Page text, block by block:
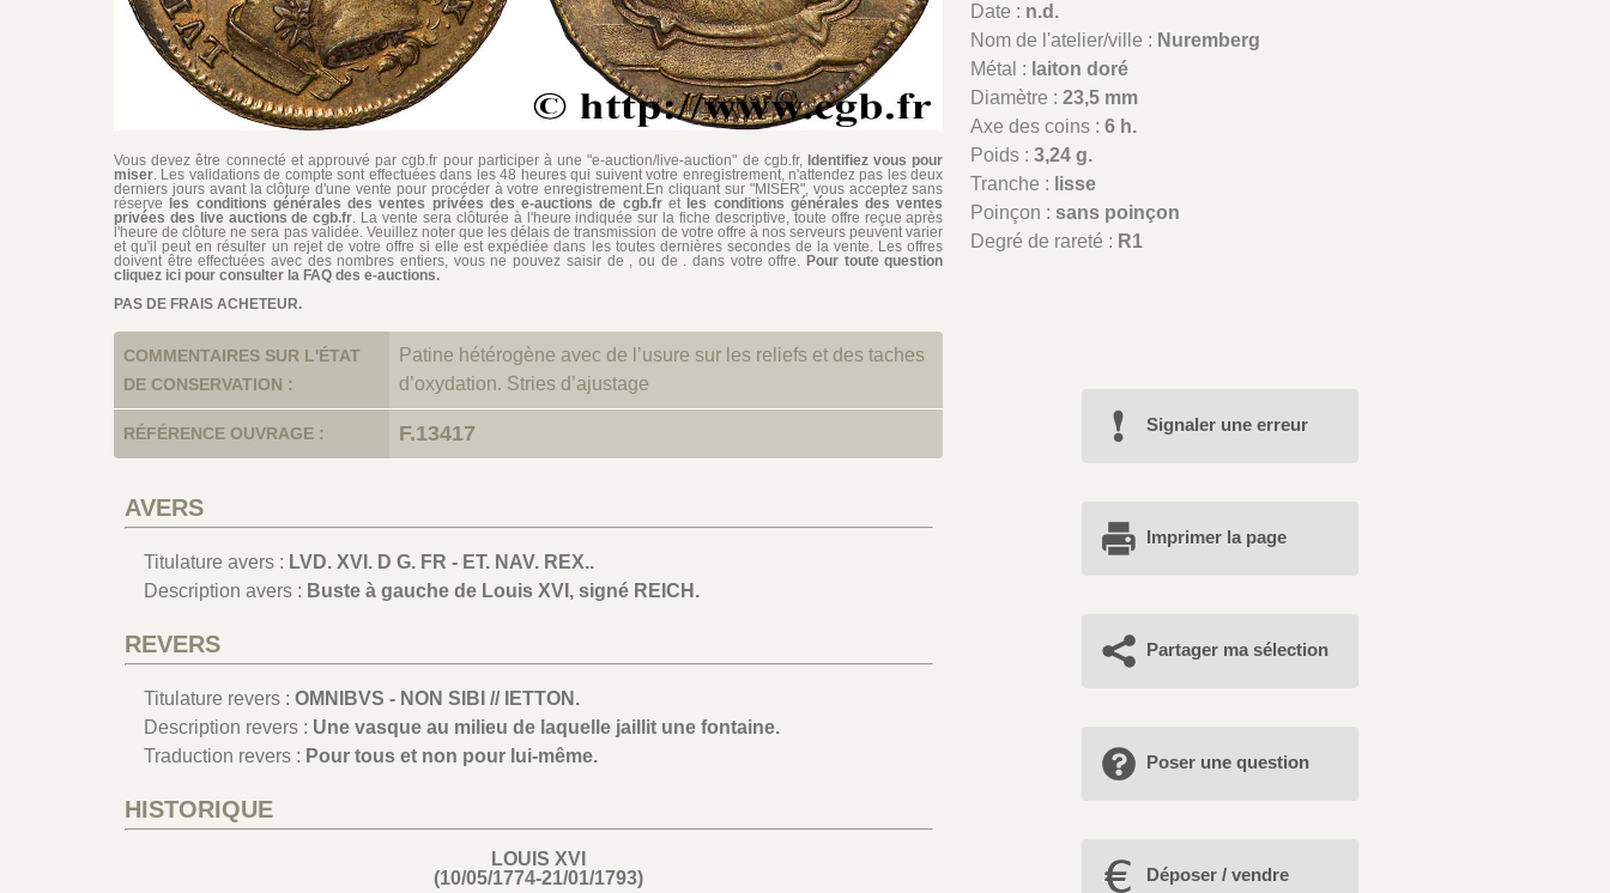
Vous devez être connecté et approuvé par cgb.fr pour participer à une "e-auction/live-auction" de cgb.fr, Identifiez vous pour
miser. Les validations de compte sont effectuées dans les 48 heures qui suivent votre enregistrement, n'attendez pas les deux
derniers jours avant la clôture d'une vente pour procéder à votre enregistrement.En cliquant sur "MISER", vous acceptez sans
réserve
les conditions générales des ventes privées des e-auctions de cgb.fret les conditions générales des ventes
privées des live auctions de cgb.fr. La vente sera clôturée à l'heure indiquée sur la fiche descriptive, toute offre reçue après
l'heure de clôture ne sera pas validée. Veuillez noter que les délais de transmission de votre offre à nos serveurs peuvent varier
et qu'il peut en résulter un rejet de votre offre si elle est expédiée dans les toutes dernières secondes de la vente. Les offres
doivent être effectuées avec des nombres entiers, vous ne pouvez saisir de , ou de . dans votre offre. Pour toute question
cliquez ici pour consulter la FAQ des e-auctions.
PAS DE FRAIS ACHETEUR.
Date : n.d.
Nom de l'atelier/ville : Nuremberg
Métal : laiton doré
Diamètre :23,5 mm
Axe des coins :6 h.
Poids :3,24 g.
Tranche : lisse
Poinçon :sans poinçon
Degré de rareté : R1
COMMENTAIRES SUR L'ÉTAT
DE CONSERVATION :
Patine hétérogène avec de l’usure sur les reliefs et des taches
d’oxydation. Stries d’ajustage
RÉFÉRENCE OUVRAGE : F.13417
AVERS
Titulature avers : LVD. XVI. D G. FR - ET. NAV. REX..
Description avers : Buste à gauche de Louis XVI, signé REICH.
REVERS
Titulature revers : OMNIBVS - NON SIBI // IETTON.
Description revers : Une vasque au milieu de laquelle jaillit une fontaine.
Traduction revers : Pour tous et non pour lui-même.
HISTORIQUE
LOUIS XVI
(10/05/1774-21/01/1793)
Signaler une erreur
Imprimer la page
Partager ma sélection
Poser une question
Déposer / vendre